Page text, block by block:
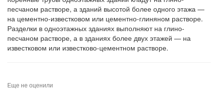
песчаном растворе, а зданий высотой более одного этажа —
на цементно-известковом или цементно-глиняном растворе.
Разделки в одноэтажных зданиях выполняют на глино-
песчаном растворе, а в зданиях более двух этажей — на
известковом или известково-цементном растворе.
Еще не оценили